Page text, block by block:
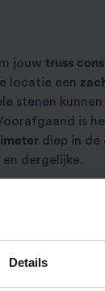
Details
jouw truss
locatie een
stenen
is
diep in de
en dergelijke.
richting